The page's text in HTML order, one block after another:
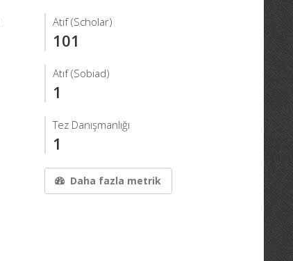
Atıf (Scholar)
101
Atıf (Sobiad)
1
Tez Danışmanlığı
1
Daha fazla metrik